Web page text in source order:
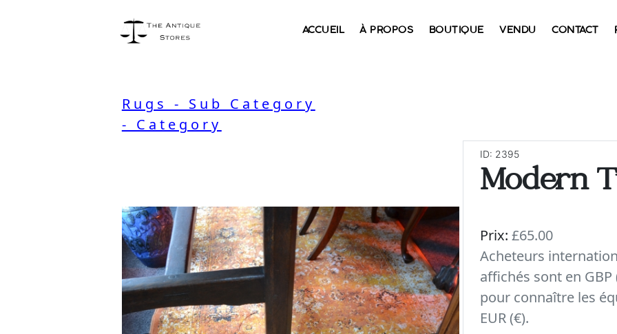
ACCUEIL À PROPOS BOUTIQUE VENDU CONTACT
Rugs - Sub Category
- Category
ID: 2395
Modern
Prix: £65.00
Acheteurs
affichés sont en
pour connaître les
EUR (€).